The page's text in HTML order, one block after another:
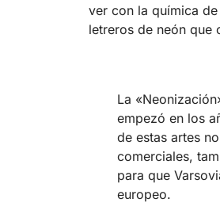
ver con la química
letreros de neón que
La
empezó en los
de estas artes
comerciales,
para que
europeo.